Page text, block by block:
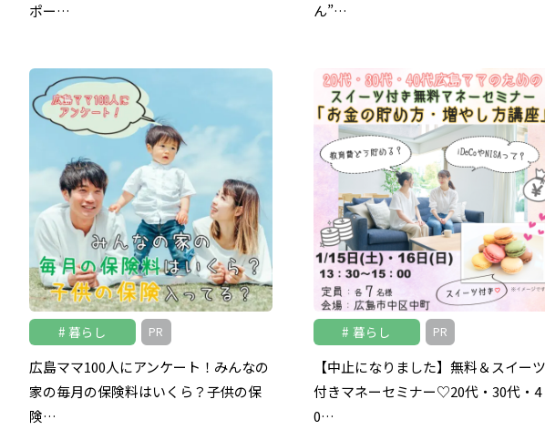
ポー…
ん”…
暮らし PR
広島ママ100人にアンケート！みんなの
家の毎月の保険料はいくら？子供の保
険…
暮らし PR
【中止になりました】無料＆スイーツ
付きマネーセミナー♡20代・30代・4
0…